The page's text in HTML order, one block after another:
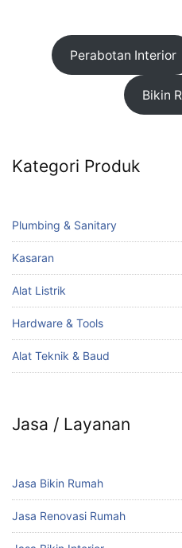
Perabotan Interior
Bikin
Kategori Produk
Plumbing & Sanitary
Kasaran
Alat Listrik
Hardware & Tools
Alat Teknik & Baud
Jasa / Layanan
Jasa Bikin Rumah
Jasa Renovasi Rumah